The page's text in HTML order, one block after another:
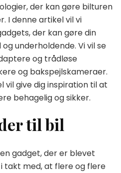
der kan gøre bilturen
I denne artikel vil vi
der kan gøre din
underholdende. Vi vil se
og trådløse
og bakspejlskameraer.
vil give dig inspiration til at
behagelig og sikker.
til bil
gadget, der er blevet
med, at flere og flere